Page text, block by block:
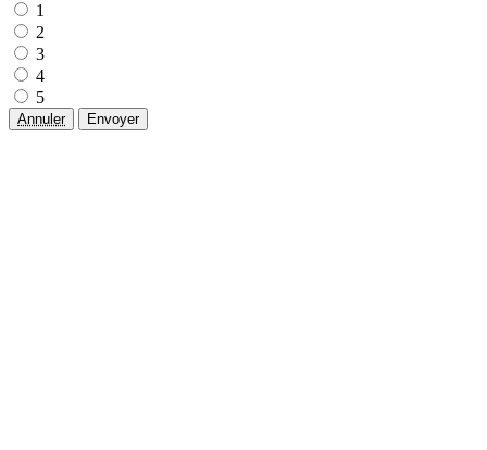
1
2
3
4
5
Annuler Envoyer